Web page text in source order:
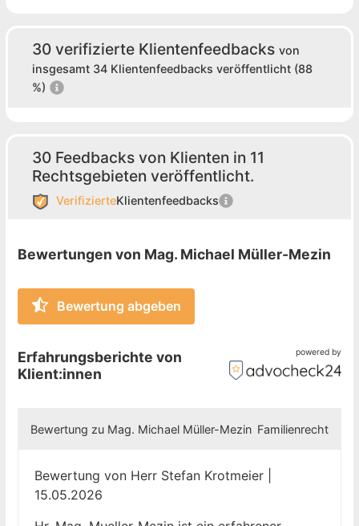
30 verifizierte Klientenfeedbacks von
insgesamt 34 Klientenfeedbacks veröffentlicht (88
%)
30 Feedbacks von Klienten in 11
Rechtsgebieten veröffentlicht.
VerifizierteKlientenfeedbacks
Bewertungen von Mag. Michael Müller-Mezin
Bewertung abgeben
Erfahrungsberichte von
Klient:innen
powered by
Bewertung zu Mag. Michael Müller-Mezin Familienrecht
Bewertung von Herr Stefan Krotmeier |
15.05.2026